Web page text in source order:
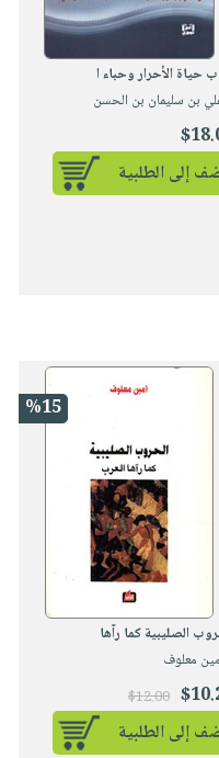
حياة الأحرار وحباء ا
بن سليمان بن الحسن
إلى الطلبية
%15
الصليبية كما رآها
معلوف
$12.00
إلى الطلبية